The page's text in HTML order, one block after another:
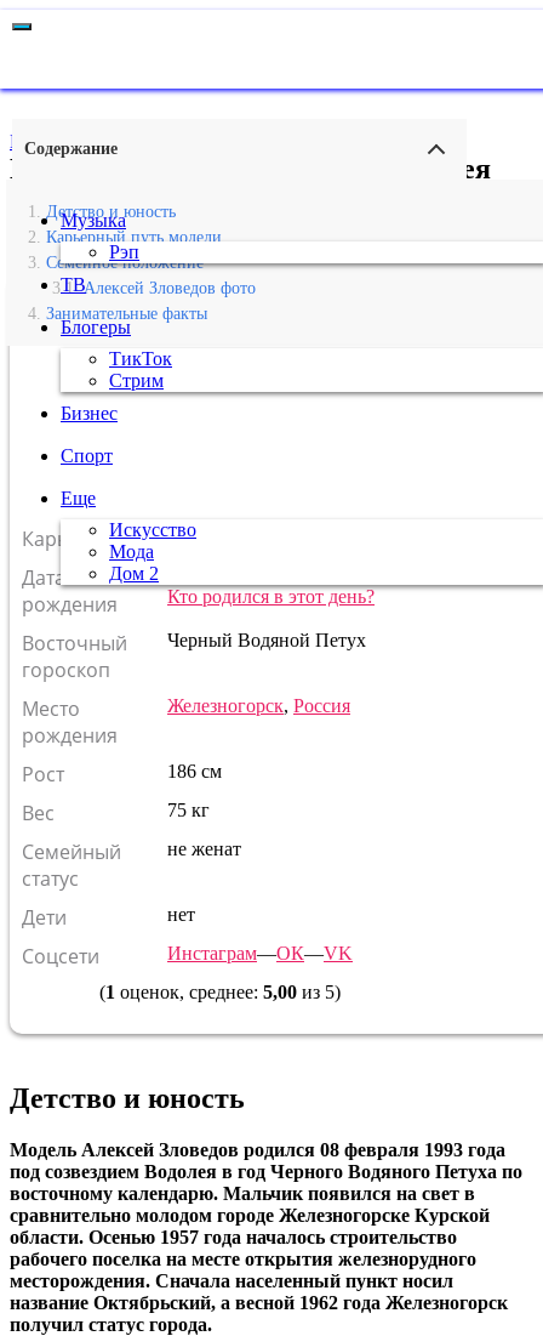
Содержание
Детство и юность
Карьерный путь модели
Семейное положение
Алексей Зловедов фото
Занимательные факты
Музыка
Рэп
ТВ
Блогеры
ТикТок
Стрим
Бизнес
Спорт
Еще
Искусство
Мода
Дом 2
Главная › Мода
Биография и личная жизнь Алексея
Зловедова, девушка, рост и вес, роман с
Ивлеевой
АЛЕКСЕЙ ЗЛОВЕДОВ
Карьера модель
Дата
рождения
Кто родился в этот день?
Восточный
гороскоп
Черный Водяной Петух
Место
рождения
Железногорск, Россия
Рост 186 см
Вес 75 кг
Семейный
статус
не женат
Дети нет
Соцсети Инстаграм—ОК—VK
(1 оценок, среднее: 5,00 из 5)
Детство и юность
Модель Алексей Зловедов родился 08 февраля 1993 года
под созвездием Водолея в год Черного Водяного Петуха по
восточному календарю. Мальчик появился на свет в
сравнительно молодом городе Железногорске Курской
области. Осенью 1957 года началось строительство
рабочего поселка на месте открытия железнорудного
месторождения. Сначала населенный пункт носил
название Октябрьский, а весной 1962 года Железногорск
получил статус города.